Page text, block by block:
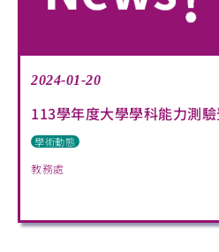
2024-01-20
113學年度大學學科能力測
學術動態
教務處